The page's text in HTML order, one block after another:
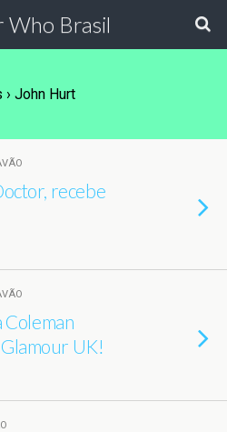
Who Brasil
› John Hurt
recebe
Coleman
UK!